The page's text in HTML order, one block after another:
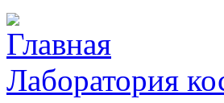
Лаборатория